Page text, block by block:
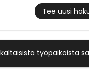
Tee uusi
työpaikoista